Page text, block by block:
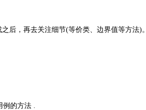
后，再去关注细节(等价类、边界值等方法)。
例的方法 .